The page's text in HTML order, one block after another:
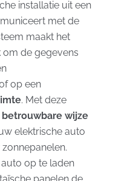
installatie uit een
met de
maakt het
de gegevens
op een
. Met deze
betrouwbare wijze
elektrische auto
op te laden